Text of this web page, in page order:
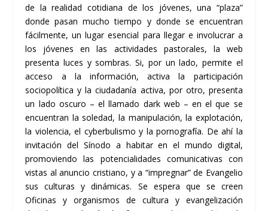
de la realidad cotidiana de los jóvenes, una “plaza”
donde pasan mucho tiempo y donde se encuentran
fácilmente, un lugar esencial para llegar e involucrar a
los jóvenes en las actividades pastorales, la web
presenta luces y sombras. Si, por un lado, permite el
acceso a la información, activa la participación
sociopolítica y la ciudadanía activa, por otro, presenta
un lado oscuro – el llamado dark web – en el que se
encuentran la soledad, la manipulación, la explotación,
la violencia, el cyberbulismo y la pornografía. De ahí la
invitación del Sínodo a habitar en el mundo digital,
promoviendo las potencialidades comunicativas con
vistas al anuncio cristiano, y a “impregnar” de Evangelio
sus culturas y dinámicas. Se espera que se creen
Oficinas y organismos de cultura y evangelización